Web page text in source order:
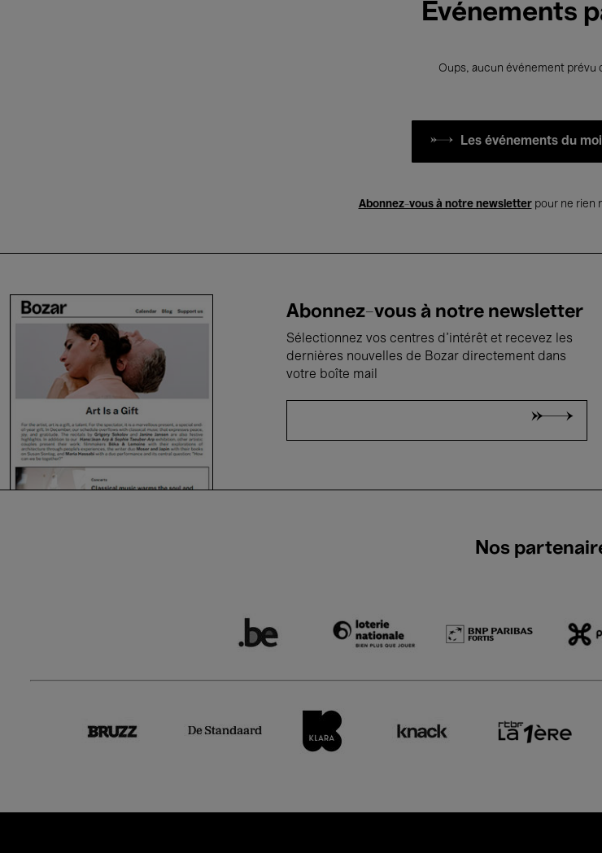
Événements
Oups, aucun événement prévu
Les événements du
Abonnez-vous à notre newsletterpour ne rien
Abonnez-vous à notre newsletter
Sélectionnez vos centres d'intérêt et recevez les
dernières nouvelles de Bozar directement dans
votre boîte mail
Nos